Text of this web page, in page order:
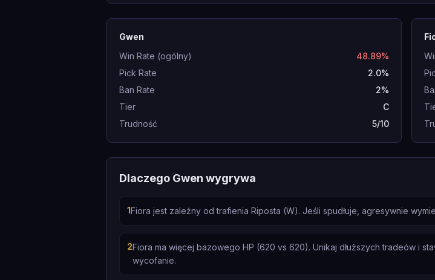
Gwen
Win Rate (ogólny)
48.89%
Pick Rate
2.0%
Ban Rate
2%
Tier
C
Trudność
5/10
Dlaczego Gwen wygrywa
1Fiora jest zależny od trafienia Riposta (W). Jeśli spudłuje, agresywnie
2Fiora ma więcej bazowego HP (620 vs 620). Unikaj dłuższych tradeów i
wycofanie.